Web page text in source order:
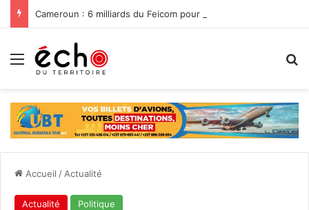
Menu
Accueil / Actualité
Actualité Politique